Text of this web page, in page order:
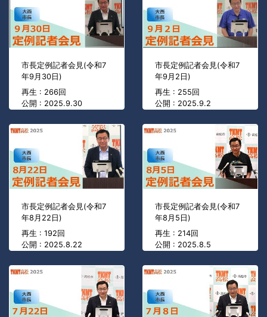
市長定例記者会見(令和7
年9月30日)
再生 : 266回
公開 : 2025.9.30
市長定例記者会見(令和7
年9月2日)
再生 : 255回
公開 : 2025.9.2
市長定例記者会見(令和7
年8月22日)
再生 : 192回
公開 : 2025.8.22
市長定例記者会見(令和7
年8月5日)
再生 : 214回
公開 : 2025.8.5